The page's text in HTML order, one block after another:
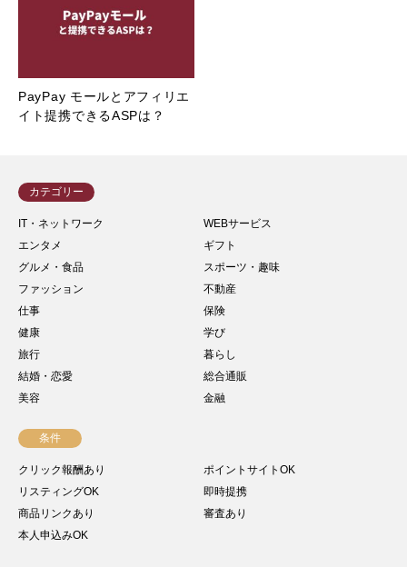
PayPay モールとアフィリエ
イト提携できるASPは？
カテゴリー
IT・ネットワーク
WEBサービス
エンタメ
ギフト
グルメ・食品
スポーツ・趣味
ファッション
不動産
仕事
保険
健康
学び
旅行
暮らし
結婚・恋愛
総合通販
美容
金融
条件
クリック報酬あり
ポイントサイトOK
リスティングOK
即時提携
商品リンクあり
審査あり
本人申込みOK